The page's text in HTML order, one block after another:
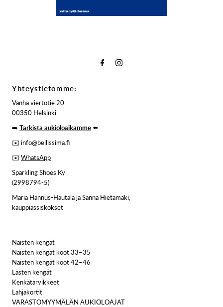
Yhteystietomme:
Vanha viertotie 20
00350 Helsinki
➡️Tarkista aukioloaikamme⬅️
✉️ info@bellissima.fi
✉️WhatsApp
Sparkling Shoes Ky
(2998794-5)
Maria Hannus-Hautala ja Sanna Hietamäki,
kauppiassiskokset
Naisten kengät
Naisten kengät koot 33–35
Naisten kengät koot 42–46
Lasten kengät
Kenkätarvikkeet
Lahjakortit
VARASTOMYYMÄLÄN AUKIOLOAJAT